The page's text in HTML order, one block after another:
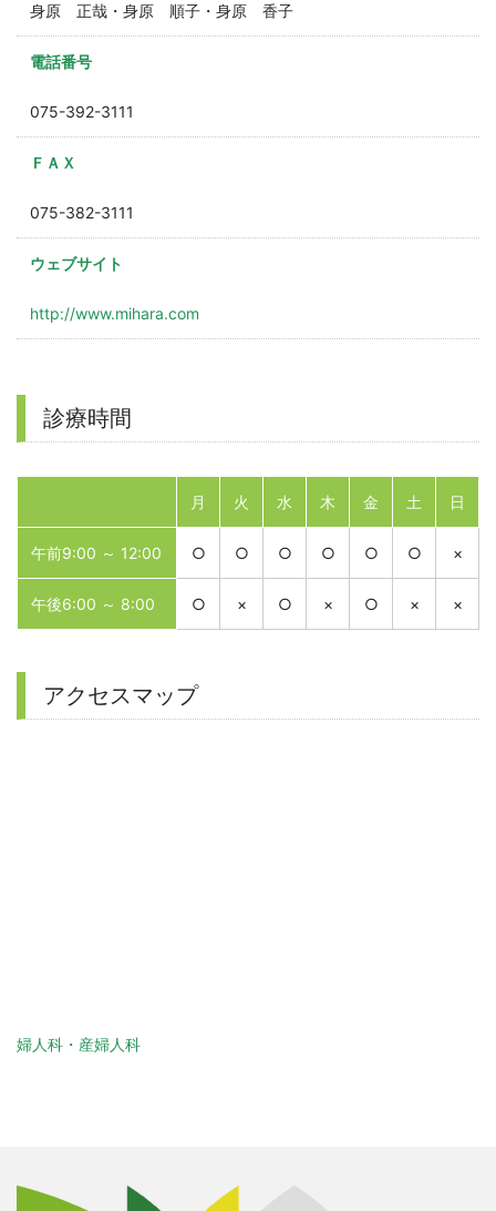
身原 正哉・身原 順子・身原 香子
電話番号
075-392-3111
ＦＡＸ
075-382-3111
ウェブサイト
http://www.mihara.com
診療時間
月 火 水 木 金 土 日
午前9:00 ～ 12:00 ○ ○ ○ ○ ○ ○ ×
午後6:00 ～ 8:00 ○ × ○ × ○ × ×
アクセスマップ
婦人科・産婦人科